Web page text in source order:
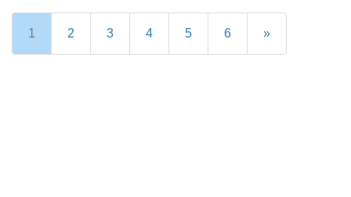
1 2 3 4 5 6 »